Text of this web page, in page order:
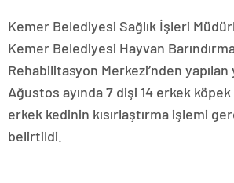
Kemer Belediyesi Sağlık İşleri
Kemer Belediyesi Hayvan
Rehabilitasyon Merkezi’nden yapılan
Ağustos ayında 7 dişi 14 erkek
erkek kedinin kısırlaştırma işlemi
belirtildi.